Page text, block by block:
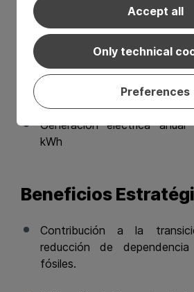
Accept all
Only technical
Preferences
Energético
Reducción del consumo
Reducción de
Generación eléctrica anual
kWh
Beneficios
Contribución a la
reducción de
fósiles.